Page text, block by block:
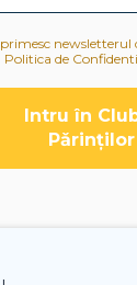
primesc
Politica de
Intru în
Pǎrinților